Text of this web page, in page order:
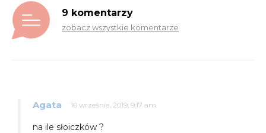
9 komentarzy
zobacz wszystkie komentarze
Agata 10 września, 2019, 9:17 am
na ile słoiczków ?